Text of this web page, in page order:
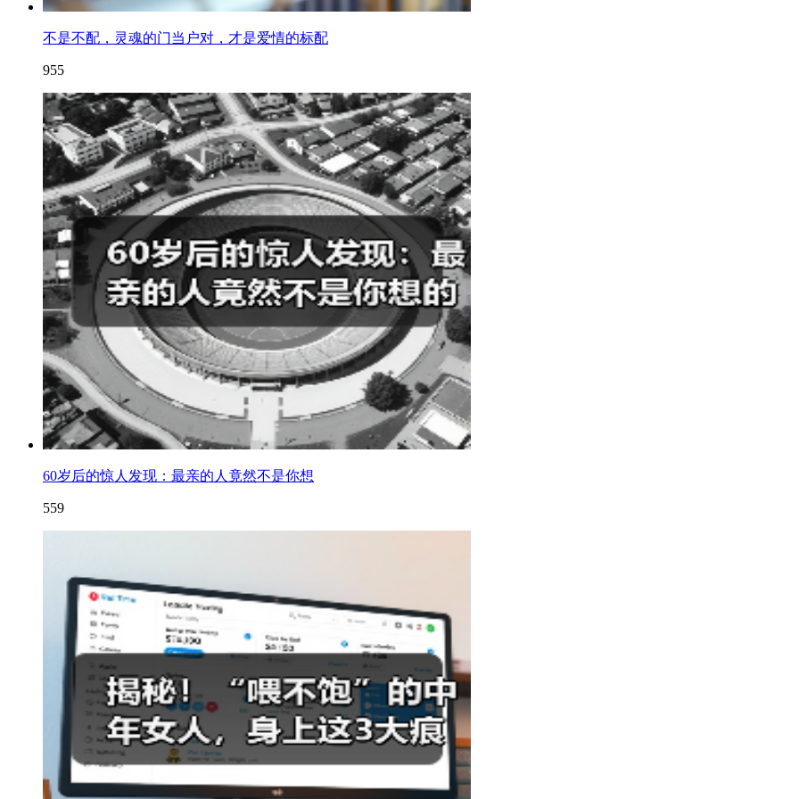
不是不配，灵魂的门当户对，才是爱情的标配
955
60岁后的惊人发现：最亲的人竟然不是你想
559